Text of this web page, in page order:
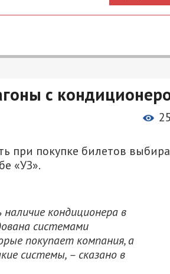
с
при покупке билетов
«УЗ».
кондиционера в
системами
покупает компания, а
системы, – сказано в